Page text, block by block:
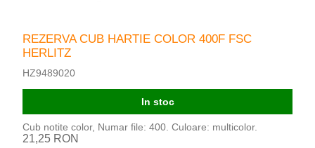
REZERVA CUB HARTIE COLOR 400F FSC
HERLITZ
HZ9489020
In stoc
Cub notite color, Numar file: 400. Culoare: multicolor.
21,25 RON